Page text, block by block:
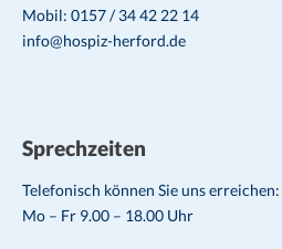
Mobil: 0157 / 34 42 22 14
info@hospiz-herford.de
Sprechzeiten
Telefonisch können Sie uns erreichen:
Mo – Fr 9.00 – 18.00 Uhr